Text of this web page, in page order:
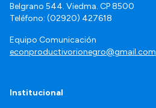
Belgrano 544. Viedma. CP 8500
Teléfono: (02920) 427618
Equipo Comunicación
econproductivorionegro@gmail.com
Institucional